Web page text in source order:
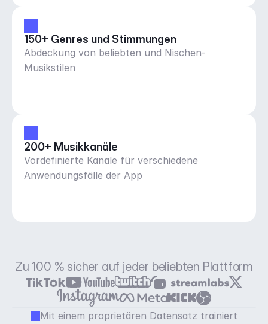
150+ Genres und Stimmungen
Abdeckung von beliebten und Nischen-
Musikstilen
200+ Musikkanäle
Vordefinierte Kanäle für verschiedene
Anwendungsfälle der App
Zu 100 % sicher auf jeder beliebten Plattform
Mit einem proprietären Datensatz trainiert